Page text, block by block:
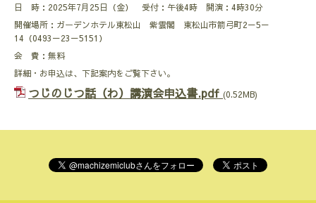
日 時：2025年7月25日（金） 受付：午後4時 開演：4時30分
開催場所：ガーデンホテル東松山 紫雲閣 東松山市箭弓町2－5－
14（0493－23－5151）
会 費：無料
詳細・お申込は、下記案内をご覧下さい。
つじのじつ話（わ）講演会申込書.pdf (0.52MB)